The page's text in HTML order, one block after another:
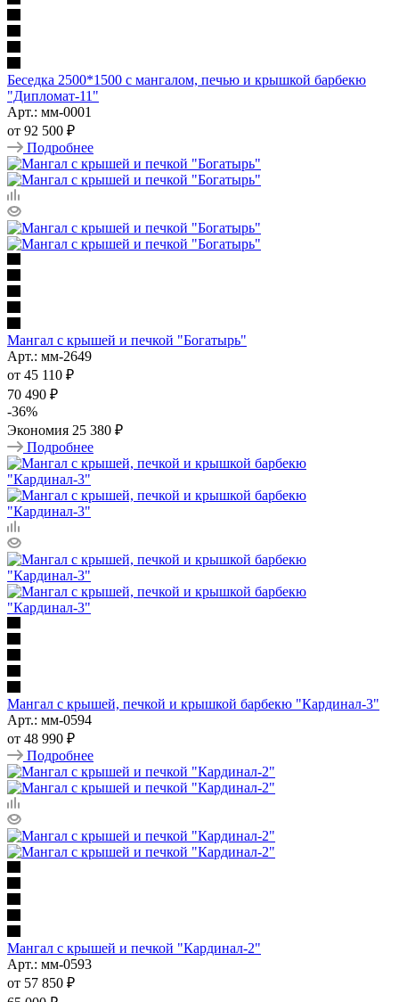
Беседка 2500*1500 с мангалом, печью и крышкой барбекю
"Дипломат-11"
Арт.: мм-0001
от 92 500 ₽
Подробнее
Мангал с крышей и печкой "Богатырь"
Арт.: мм-2649
от 45 110 ₽
70 490 ₽
-36%
Экономия 25 380 ₽
Подробнее
Мангал с крышей, печкой и крышкой барбекю "Кардинал-3"
Арт.: мм-0594
от 48 990 ₽
Подробнее
Мангал с крышей и печкой "Кардинал-2"
Арт.: мм-0593
от 57 850 ₽